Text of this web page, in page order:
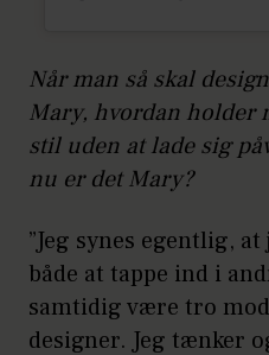
Når man så skal
Mary, hvordan holder
stil uden at lade sig
nu er det Mary?
”Jeg synes egentlig,
både at tappe ind i
samtidig være tro
designer. Jeg tænker